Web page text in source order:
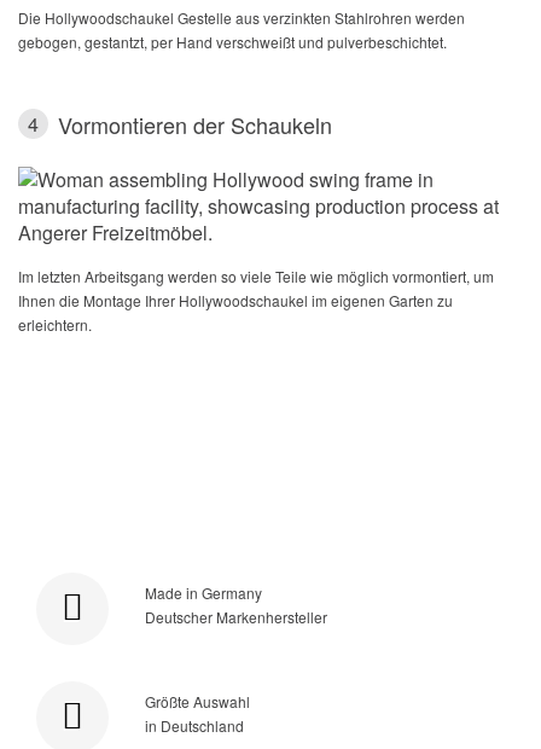
Die Hollywoodschaukel Gestelle aus verzinkten Stahlrohren werden
gebogen, gestantzt, per Hand verschweißt und pulverbeschichtet.
4 Vormontieren der Schaukeln
Im letzten Arbeitsgang werden so viele Teile wie möglich vormontiert, um
Ihnen die Montage Ihrer Hollywoodschaukel im eigenen Garten zu
erleichtern.
Made in Germany
Deutscher Markenhersteller
Größte Auswahl
in Deutschland